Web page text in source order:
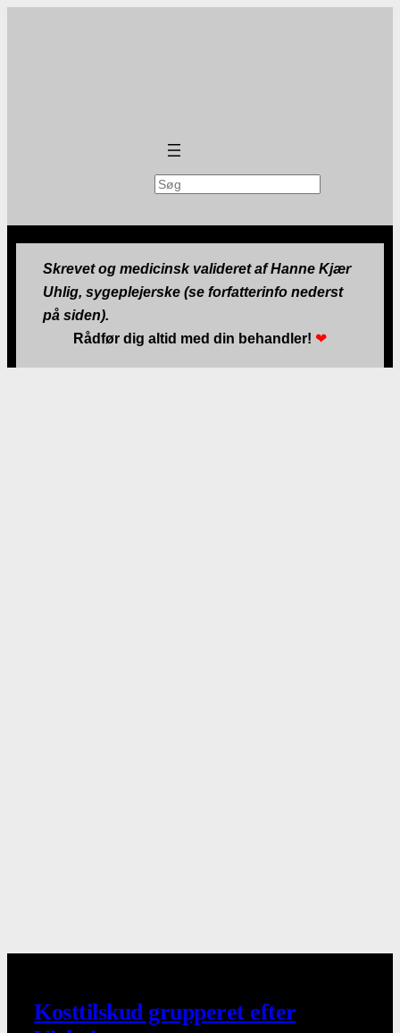
Søg
Skrevet og medicinsk valideret af Hanne Kjær
Uhlig, sygeplejerske (se forfatterinfo nederst
på siden).
Rådfør dig altid med din behandler! ❤
Kosttilskud grupperet efter